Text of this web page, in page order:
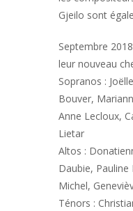
Gjeilo sont
Septembre
leur nouveau
Sopranos :
Bouver,
Anne Lecloux,
Lietar
Altos :
Daubie, Pauline
Michel,
Ténors :